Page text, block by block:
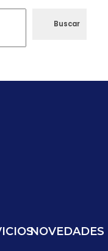
Buscar
NOVEDADES